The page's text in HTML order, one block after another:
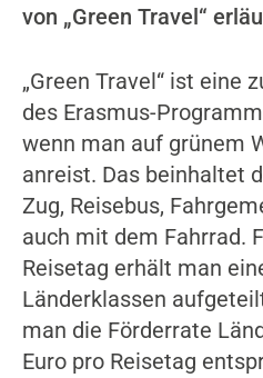
von „Green Travel“
„Green Travel“ ist eine
des Erasmus-
wenn man auf grünem
anreist. Das beinhaltet
Zug, Reisebus,
auch mit dem Fahrrad.
Reisetag erhält man
Länderklassen
man die Förderrate
Euro pro Reisetag